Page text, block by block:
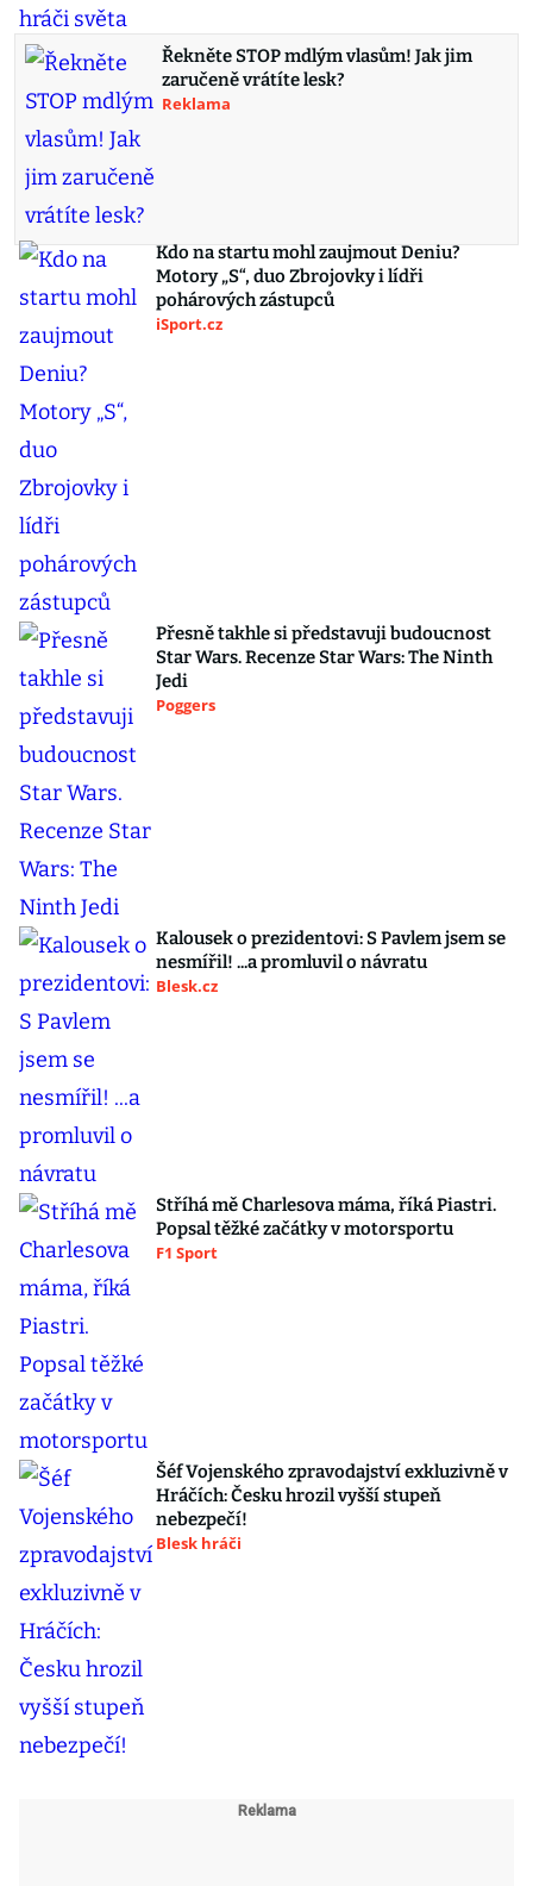
Řekněte STOP mdlým vlasům! Jak jim
zaručeně vrátíte lesk?
Reklama
Kdo na startu mohl zaujmout Deniu?
Motory „S“, duo Zbrojovky i lídři
pohárových zástupců
iSport.cz
Přesně takhle si představuji budoucnost
Star Wars. Recenze Star Wars: The Ninth
Jedi
Poggers
Kalousek o prezidentovi: S Pavlem jsem se
nesmířil! ...a promluvil o návratu
Blesk.cz
Stříhá mě Charlesova máma, říká Piastri.
Popsal těžké začátky v motorsportu
F1 Sport
Šéf Vojenského zpravodajství exkluzivně v
Hráčích: Česku hrozil vyšší stupeň
nebezpečí!
Blesk hráči